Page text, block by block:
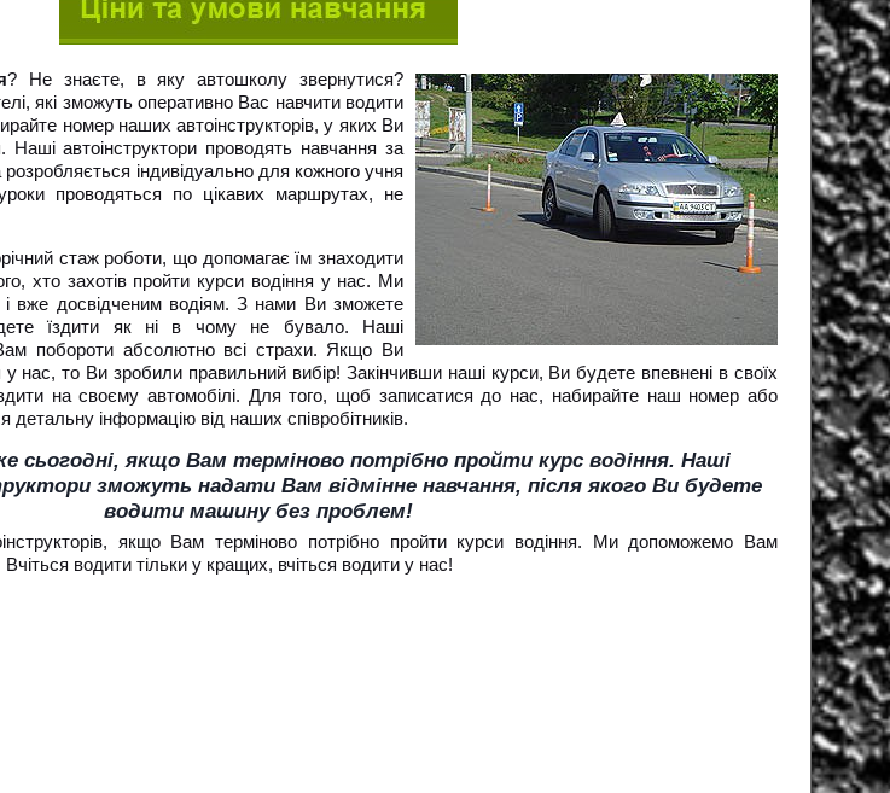
? Не знаєте, в яку автошколу звернутися?
які зможуть оперативно Вас навчити водити
номер наших автоінструкторів, у яких Ви
Наші автоінструктори проводять навчання за
індивідуально для кожного учня
проводяться по цікавих маршрутах, не
стаж роботи, що допомагає їм знаходити
хто захотів пройти курси водіння у нас. Ми
вже досвідченим водіям. З нами Ви зможете
їздити як ні в чому не бувало. Наші
побороти абсолютно всі страхи. Якщо Ви
у нас, то Ви зробили правильний вибір! Закінчивши наші курси, Ви будете впевнені в своїх
на своєму автомобілі. Для того, щоб записатися до нас, набирайте наш номер або
детальну інформацію від наших співробітників.
сьогодні, якщо Вам терміново потрібно пройти курс водіння. Наші
зможуть надати Вам відмінне навчання, після якого Ви будете
водити машину без проблем!
якщо Вам терміново потрібно пройти курси водіння. Ми допоможемо Вам
водити тільки у кращих, вчіться водити у нас!